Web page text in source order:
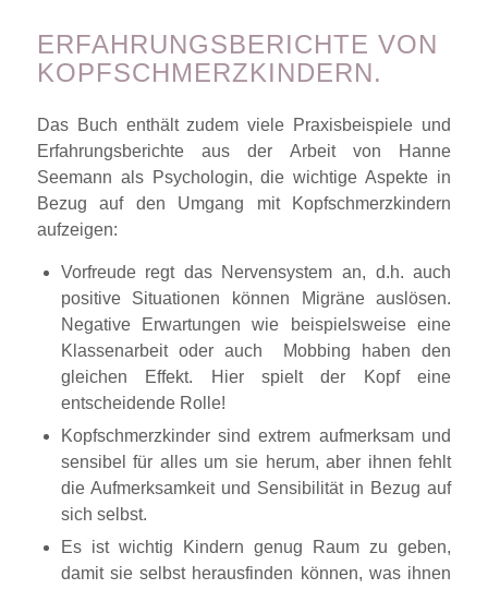
ERFAHRUNGSBERICHTE VON
KOPFSCHMERZKINDERN.
Das Buch enthält zudem viele Praxisbeispiele und
Erfahrungsberichte aus der Arbeit von Hanne
Seemann als Psychologin, die wichtige Aspekte in
Bezug auf den Umgang mit Kopfschmerzkindern
aufzeigen:
Vorfreude regt das Nervensystem an, d.h. auch
positive Situationen können Migräne auslösen.
Negative Erwartungen wie beispielsweise eine
Klassenarbeit oder auch Mobbing haben den
gleichen Effekt. Hier spielt der Kopf eine
entscheidende Rolle!
Kopfschmerzkinder sind extrem aufmerksam und
sensibel für alles um sie herum, aber ihnen fehlt
die Aufmerksamkeit und Sensibilität in Bezug auf
sich selbst.
Es ist wichtig Kindern genug Raum zu geben,
damit sie selbst herausfinden können, was ihnen